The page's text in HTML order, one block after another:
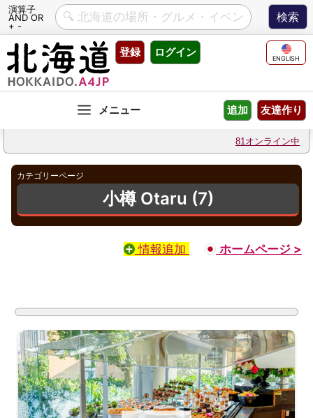
演算子
AND OR
+ -
Skip
content
登録 ログイン ENGLISH
友達作り
追加
81オンライン中
カテゴリーページ
小樽 Otaru (7)
情報追加 ホームページ >